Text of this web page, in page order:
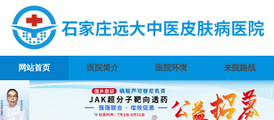
网站首页 医院简介 医院环境 来院路线